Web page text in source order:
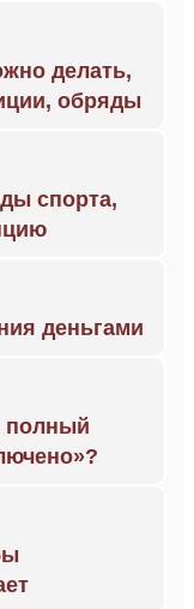
делать,
обряды
спорта,
деньгами
полный